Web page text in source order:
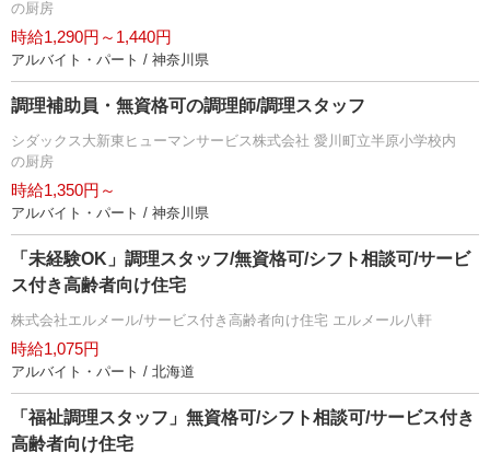
の厨房
時給1,290円～1,440円
アルバイト・パート / 神奈川県
調理補助員・無資格可の調理師/調理スタッフ
シダックス大新東ヒューマンサービス株式会社 愛川町立半原小学校内
の厨房
時給1,350円～
アルバイト・パート / 神奈川県
「未経験OK」調理スタッフ/無資格可/シフト相談可/サービ
ス付き高齢者向け住宅
株式会社エルメール/サービス付き高齢者向け住宅 エルメール八軒
時給1,075円
アルバイト・パート / 北海道
「福祉調理スタッフ」無資格可/シフト相談可/サービス付き
高齢者向け住宅